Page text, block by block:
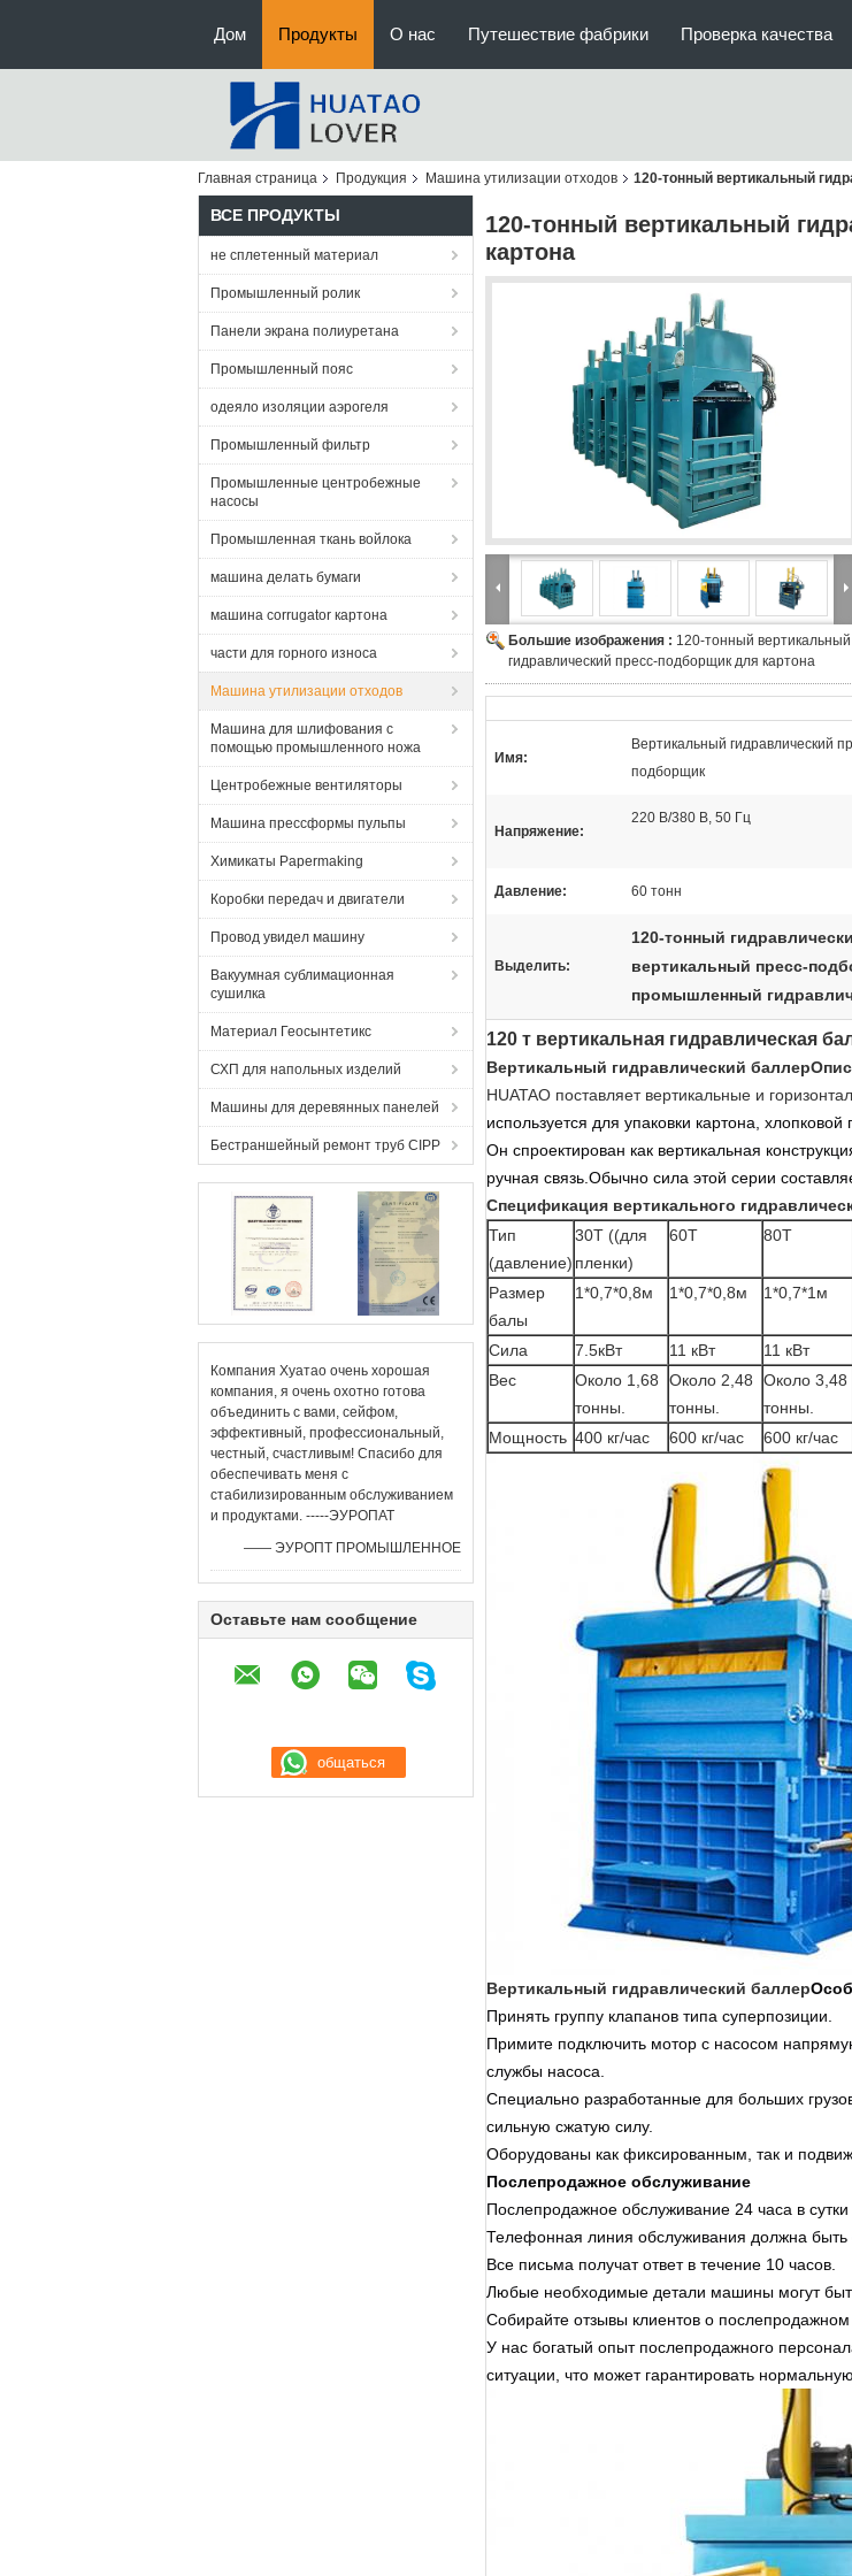
Дом Продукты О нас Путешествие фабрики Проверка качества
Главная страница Продукция Машина утилизации отходов 120-тонный вертикальный
ВСЕ ПРОДУКТЫ
не сплетенный материал
Промышленный ролик
Панели экрана полиуретана
Промышленный пояс
одеяло изоляции аэрогеля
Промышленный фильтр
Промышленные центробежные
насосы
Промышленная ткань войлока
машина делать бумаги
машина corrugator картона
части для горного износа
Машина утилизации отходов
Машина для шлифования с
помощью промышленного ножа
Центробежные вентиляторы
Машина прессформы пульпы
Химикаты Papermaking
Коробки передач и двигатели
Провод увидел машину
Вакуумная сублимационная
сушилка
Материал Геосынтетикс
СХП для напольных изделий
Машины для деревянных панелей
Бестраншейный ремонт труб CIPP
Компания Хуатао очень хорошая
компания, я очень охотно готова
объединить с вами, сейфом,
эффективный, профессиональный,
честный, счастливым! Спасибо для
обеспечивать меня с
стабилизированным обслуживанием
и продуктами. -----ЭУРОПАТ
—— ЭУРОПТ ПРОМЫШЛЕННОЕ
Оставьте нам сообщение
120-тонный вертикальный
картона
Большие изображения : 120-тонный вертикальный
гидравлический пресс-подборщик для картона
Имя:
Вертикальный гидравлический
подборщик
Напряжение:
220 В/380 В, 50 Гц
Давление: 60 тонн
Выделить:
120-тонный
вертикальный пресс-
промышленный
120 т вертикальная гидравлическая
Вертикальный гидравлический баллер
HUATAO поставляет вертикальные и
используется для упаковки картона, хлопковой
Он спроектирован как вертикальная
ручная связь.Обычно сила этой серии
Спецификация вертикального
Тип
(давление)
30T ((для
пленки)
60T 80T
Размер
балы
1*0,7*0,8м 1*0,7*0,8м 1*0,7*1м
Сила 7.5кВт 11 кВт 11 кВт
Вес
Около 1,68
тонны.
Около 2,48
тонны.
Около 3,48
тонны.
Мощность 400 кг/час 600 кг/час 600 кг/час
Вертикальный гидравлический баллер
Принять группу клапанов типа суперпозиции.
Примите подключить мотор с насосом
службы насоса.
Специально разработанные для больших
сильную сжатую силу.
Оборудованы как фиксированным, так и
Послепродажное обслуживание
Послепродажное обслуживание 24 часа в сутки
Телефонная линия обслуживания должна быть
Все письма получат ответ в течение 10 часов.
Любые необходимые детали машины могут
Собирайте отзывы клиентов о
У нас богатый опыт послепродажного
ситуации, что может гарантировать